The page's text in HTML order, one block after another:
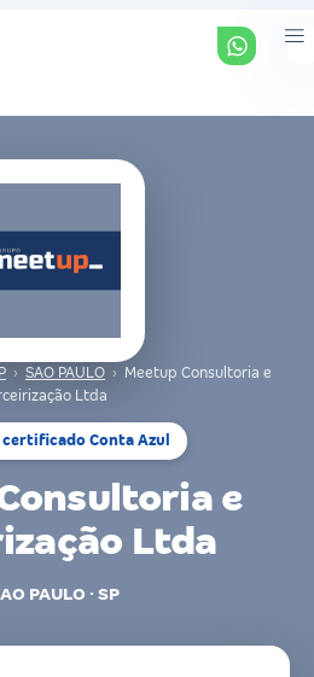
› SAO PAULO › Meetup Consultoria e
Ltda
certificado Conta Azul
e
Ltda
PAULO · SP